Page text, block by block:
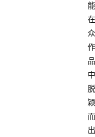
能
在
众
作
品
中
脱
颖
而
出